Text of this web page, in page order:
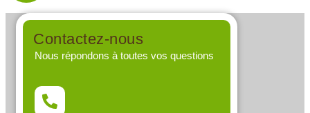
Contactez-nous
Nous répondons à toutes vos questions